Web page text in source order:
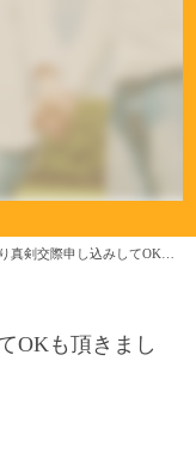
交際申し込みしてOKも頂きました！♬
OKも頂きまし